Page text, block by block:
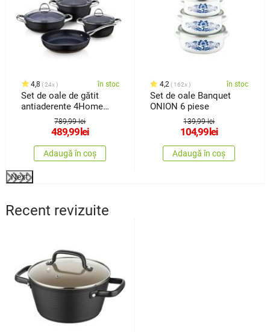
4,8 24x în stoc
Set de oale de gătit
antiaderente 4Home
Titanium din 7 piese
789,99 lei
489,99lei
Adaugă în coș
4,2 162x în stoc
Set de oale Banquet
ONION 6 piese
139,99 lei
104,99lei
Adaugă în coș
Next
Recent revizuite